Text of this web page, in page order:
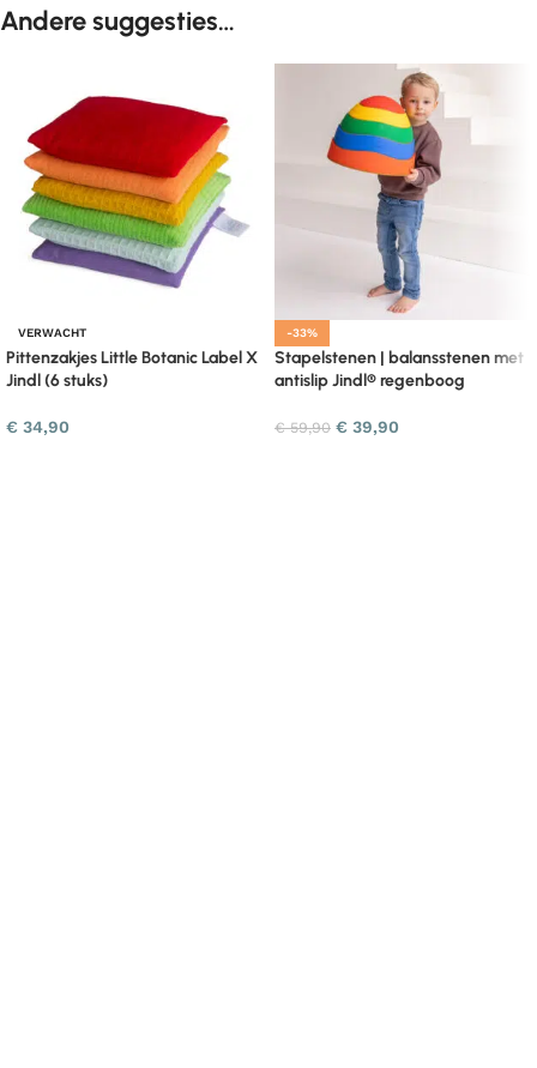
Andere suggesties…
VERWACHT
Pittenzakjes Little Botanic Label X
Jindl (6 stuks)
€ 34,90
-33%
Stapelstenen | balansstenen met
antislip Jindl® regenboog
€59,90 € 39,90